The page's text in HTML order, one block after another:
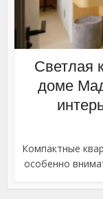
Светлая
доме
Компактные
особенно